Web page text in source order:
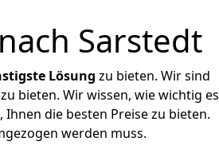
Sarstedt
Lösung zu bieten. Wir sind
bieten. Wir wissen, wie wichtig es
die besten Preise zu bieten.
werden muss.